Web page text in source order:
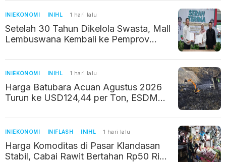
INIEKONOMI INIHL 1 hari lalu
Setelah 30 Tahun Dikelola Swasta, Mall
Lembuswana Kembali ke Pemprov
INIEKONOMI INIHL 1 hari lalu
Harga Batubara Acuan Agustus 2026
Turun ke USD124,44 per Ton, ESDM
INIEKONOMI INIFLASH INIHL 1 hari lalu
Harga Komoditas di Pasar Klandasan
Stabil, Cabai Rawit Bertahan Rp50 Ribu